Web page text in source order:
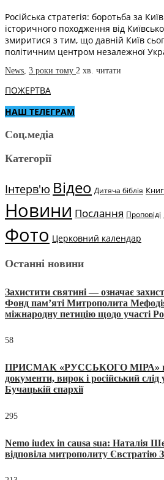
Російська стратегія: боротьба за
історичного походження від
змиритися з тим, що давній Київ
політичним центром незалежної
News 3 роки тому 2 хв. читати
ПОЖЕРТВА
НАШ ТЕЛЕГРАМ
Соц.медіа
Категорії
Інтерв'ю Відео Дитяча біблія
Новини Послання Проповіді
Фото Церковний календар
Останні новини
Захистити святині — означає
Фонд пам’яті Митрополита
міжнародну петицію щодо участі
58
ПРИСМАК «РУССЬКОГО МІРА» в
документи, вирок і російський слід
Бучацькій єпархії
295
Nemo iudex in causa sua: Наталія
відповіла митрополиту Євстратію